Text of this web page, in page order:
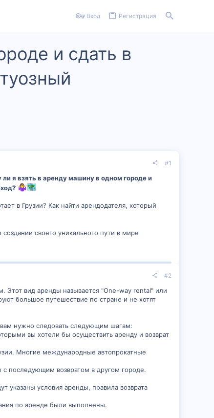
Вход Регистрация
и сдать в
#1
ли я взять в аренду машину в одном городе и
в Грузии? Как найти арендодателя, который
своего уникального пути в мире
#2
Этот вид аренды называется "One-way rental" или
большое путешествие по стране и не хотят
нужно следовать следующим шагам:
вы хотели бы осуществить аренду и возврат
Многие международные автопрокатные
последующим возвратом в другом городе.
указаны условия аренды, правила возврата
по аренде были выполнены.